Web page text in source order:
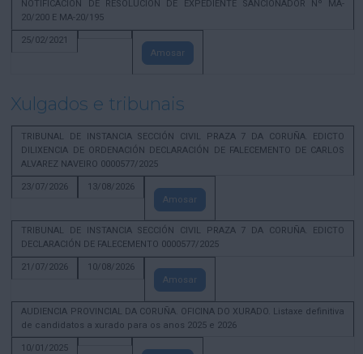
NOTIFICACION DE RESOLUCION DE EXPEDIENTE SANCIONADOR Nº MA-
20/200 E MA-20/195
25/02/2021
Amosar
Xulgados e tribunais
TRIBUNAL DE INSTANCIA SECCIÓN CIVIL PRAZA 7 DA CORUÑA. EDICTO
DILIXENCIA DE ORDENACIÓN DECLARACIÓN DE FALECEMENTO DE CARLOS
ALVAREZ NAVEIRO 0000577/2025
23/07/2026
13/08/2026
Amosar
TRIBUNAL DE INSTANCIA SECCIÓN CIVIL PRAZA 7 DA CORUÑA. EDICTO
DECLARACIÓN DE FALECEMENTO 0000577/2025
21/07/2026
10/08/2026
Amosar
AUDIENCIA PROVINCIAL DA CORUÑA. OFICINA DO XURADO. Listaxe definitiva
de candidatos a xurado para os anos 2025 e 2026
10/01/2025